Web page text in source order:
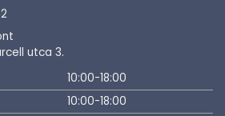
utca 3.
10:00-18:00
10:00-18:00